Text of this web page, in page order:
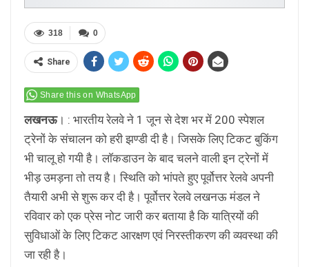
0
318
Share
Share this on WhatsApp
लखनऊ। : भारतीय रेलवे ने 1 जून से देश भर में 200 स्पेशल
ट्रेनों के संचालन को हरी झण्डी दी है। जिसके लिए टिकट बुकिंग
भी चालू हो गयी है। लाॅकडाउन के बाद चलने वाली इन ट्रेनों में
भीड़ उमड़ना तो तय है। स्थिति को भांपते हुए पूर्वोत्तर रेलवे अपनी
तैयारी अभी से शुरू कर दी है। पूर्वोत्तर रेलवे लखनऊ मंडल ने
रविवार को एक प्रेस नोट जारी कर बताया है कि यात्रियों की
सुविधाओं के लिए टिकट आरक्षण एवं निरस्तीकरण की व्यवस्था की
जा रही है।